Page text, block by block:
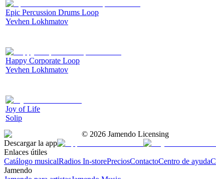
Epic Percussion Drums Loop
Yevhen Lokhmatov
Happy Corporate Loop
Yevhen Lokhmatov
Joy of Life
Solip
© 2026 Jamendo Licensing
Descargar la app
Enlaces útiles
Catálogo musicalRadios In-storePreciosContactoCentro de ayuda
Jamendo